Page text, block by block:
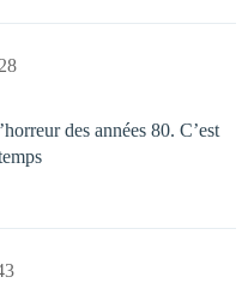
des années 80. C’est